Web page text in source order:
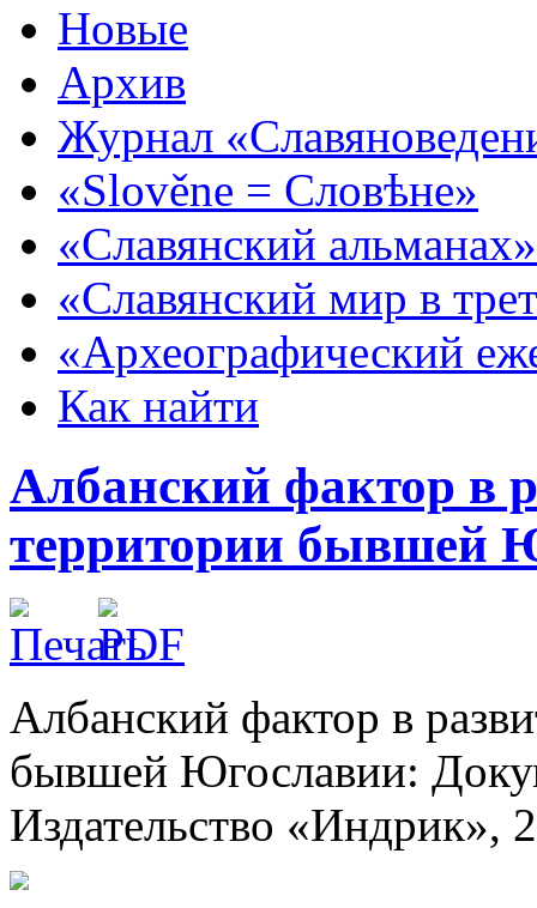
Новые
Архив
Журнал
«Slověne = Словѣне»
«Славянский альманах»
«Славянский мир в
«Археографический
Как найти
Албанский фактор в
территории бывшей
Албанский фактор в
бывшей Югославии:
Издательство «Индрик»,